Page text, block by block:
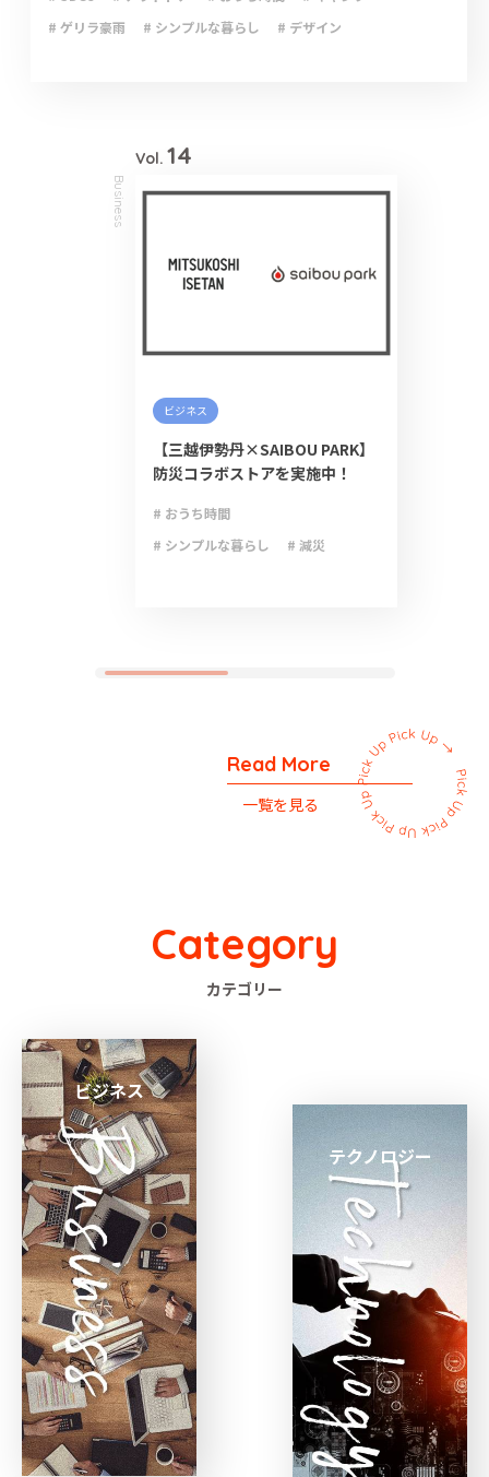
# ゲリラ豪雨
# シンプルな暮らし
# デザイン
Business
Vol. 14
ビジネス
【三越伊勢丹×SAIBOU PARK】
防災コラボストアを実施中！
# おうち時間
# シンプルな暮らし
# 減災
Read More
一覧を見る
Category
カテゴリー
ビジネス
テクノロジー